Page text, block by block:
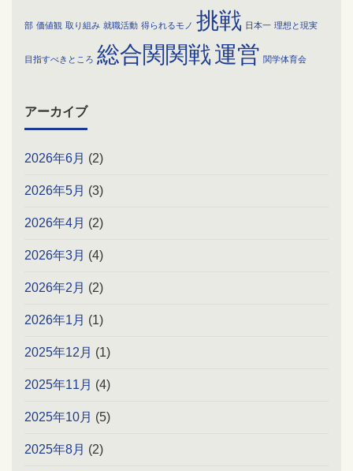
部 価値観 取り組み 就職活動 得られるモノ 挑戦 日本一 理想と現実
目指すべきところ 総合関関戦運営 関学体育会
アーカイブ
2026年6月 (2)
2026年5月 (3)
2026年4月 (2)
2026年3月 (4)
2026年2月 (2)
2026年1月 (1)
2025年12月 (1)
2025年11月 (4)
2025年10月 (5)
2025年8月 (2)